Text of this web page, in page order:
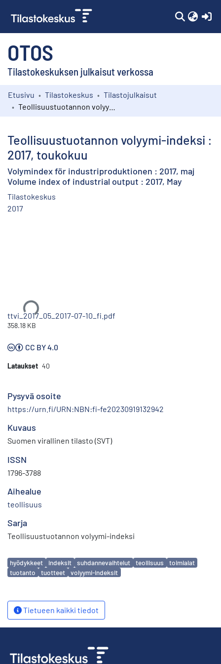
OTOS
Tilastokeskuksen julkaisut verkossa
Kokoelmat
Etusivu Tilastokeskus
Tilastojulkaisut
Teollisuustuotannon volyymi-indeksi :
2017, toukokuu
Volymindex för industriproduktionen : 2017, maj
Volume index of industrial output : 2017, May
Tilastokeskus
2017
Ladataan...
ttvi_2017_05_2017-07-10_fi.pdf
358.18 KB
CC BY 4.0
Lataukset 40
Pysyvä osoite
https://urn.fi/URN:NBN:fi-fe20230919132942
Kuvaus
Suomen virallinen tilasto (SVT)
ISSN
1796-3788
Aihealue
teollisuus
Sarja
Teollisuustuotannon volyymi-indeksi
Avainsanat
hyödykkeet indeksit suhdannevaihtelut teollisuus
toimialat
tuotanto
tuotteet volyymi-indeksit
Tietueen kaikki tiedot